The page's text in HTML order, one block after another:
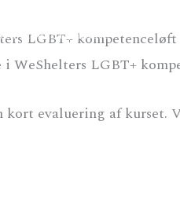
blandt Hjemløse
LGBT+ kompetenceløft
WeShelters LGBT+
kort evaluering af